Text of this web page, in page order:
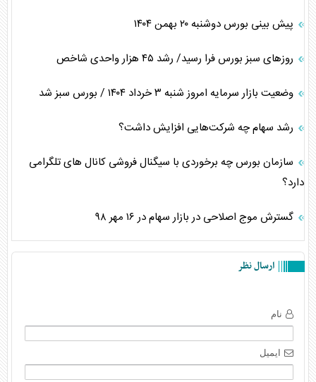
پیش بینی بورس دوشنبه ۲۰ بهمن ۱۴۰۴
روزهای سبز بورس فرا رسید/ رشد ۴۵ هزار واحدی شاخص
وضعیت بازار سرمایه امروز شنبه ۳ خرداد ۱۴۰۴ / بورس سبز شد
رشد سهام چه شرکت‌هایی افزایش داشت؟
سازمان بورس چه برخوردی با سیگنال فروشی کانال های تلگرامی
دارد؟
گسترش موج اصلاحی در بازار سهام در ۱۶ مهر ۹۸
ارسال نظر
نام
ایمیل